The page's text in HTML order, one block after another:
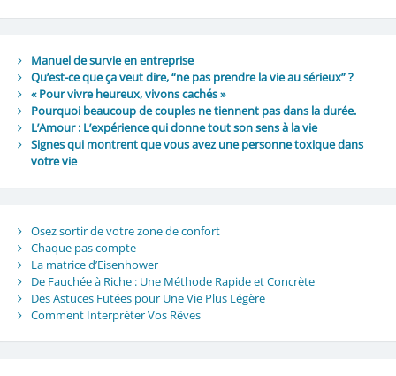
Manuel de survie en entreprise
Qu’est-ce que ça veut dire, “ne pas prendre la vie au sérieux” ?
« Pour vivre heureux, vivons cachés »
Pourquoi beaucoup de couples ne tiennent pas dans la durée.
L’Amour : L’expérience qui donne tout son sens à la vie
Signes qui montrent que vous avez une personne toxique dans
votre vie
Osez sortir de votre zone de confort
Chaque pas compte
La matrice d’Eisenhower
De Fauchée à Riche : Une Méthode Rapide et Concrète
Des Astuces Futées pour Une Vie Plus Légère
Comment Interpréter Vos Rêves